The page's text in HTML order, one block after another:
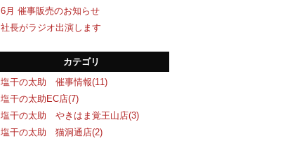
6月 催事販売のお知らせ
社長がラジオ出演します
カテゴリ
塩干の太助 催事情報(11)
塩干の太助EC店(7)
塩干の太助 やきはま覚王山店(3)
塩干の太助 猫洞通店(2)